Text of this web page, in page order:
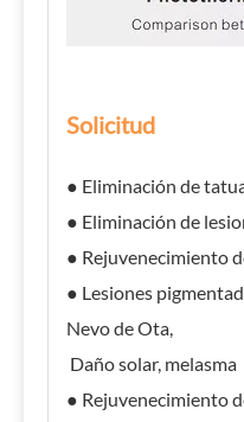
Solicitud
● Eliminación de
● Eliminación de
● Rejuvenecimiento
● Lesiones
Nevo de Ota,
Daño solar, melasma
● Rejuvenecimiento